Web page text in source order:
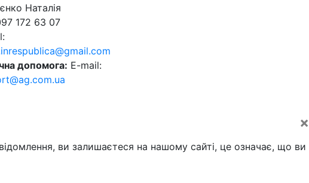
Наталія
172 63 07
допомога: E-mail:
×
ви залишаєтеся на нашому сайті, це означає, що ви